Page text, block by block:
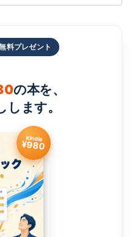
料プレゼント
の本を、
ます。
Kindle
¥980